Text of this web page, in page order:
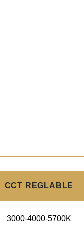
CCT REGLABLE
3000-4000-5700K